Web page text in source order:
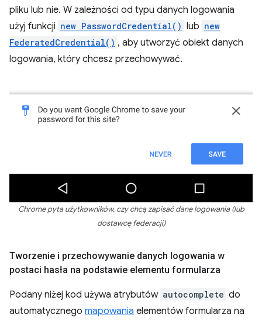
pliku lub nie. W zależności od typu danych logowania
użyj funkcji new PasswordCredential() lub new
FederatedCredential() , aby utworzyć obiekt danych
logowania, który chcesz przechowywać.
Chrome pyta użytkowników, czy chcą zapisać dane logowania (lub
dostawcę federacji)
Tworzenie i przechowywanie danych logowania w
postaci hasła na podstawie elementu formularza
Podany niżej kod używa atrybutów autocomplete do
automatycznego mapowania elementów formularza na